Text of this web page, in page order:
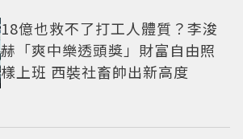
18億也救不了打工人體質？李浚
赫「爽中樂透頭獎」財富自由照
樣上班 西裝社畜帥出新高度